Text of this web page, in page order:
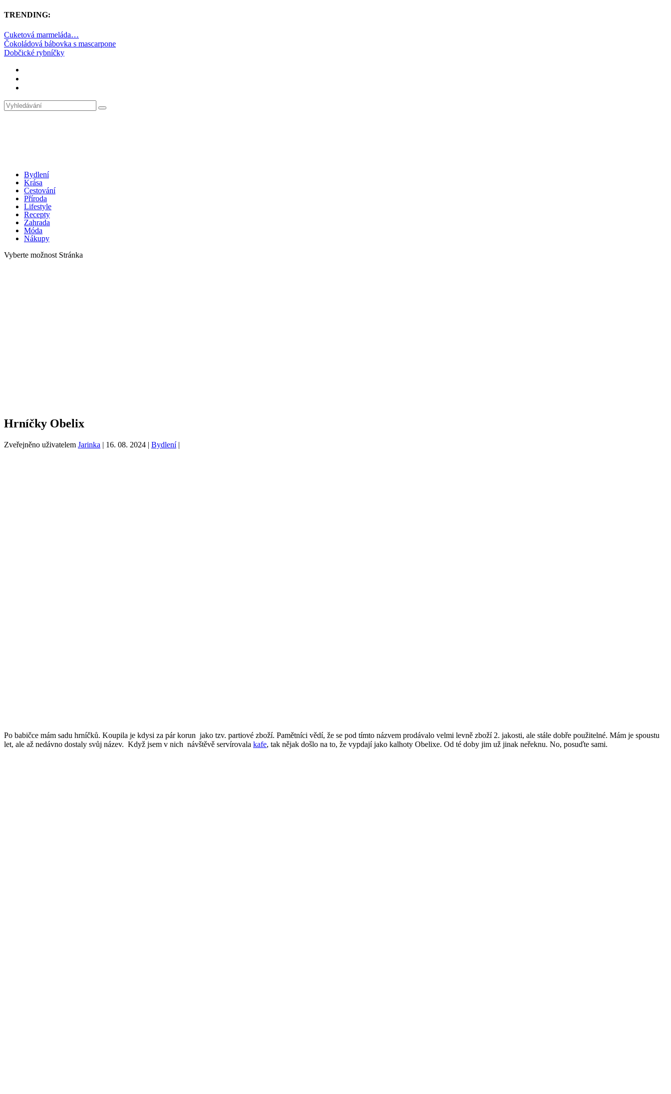
TRENDING:
Cuketová marmeláda…
Čokoládová bábovka s mascarpone
Dobčické rybníčky
Bydlení
Krása
Cestování
Příroda
Lifestyle
Recepty
Zahrada
Móda
Nákupy
Vyberte možnost Stránka
Hrníčky Obelix
Zveřejněno uživatelem Jarinka | 16. 08. 2024 | Bydlení|
Po babičce mám sadu hrníčků. Koupila je kdysi za pár korun jako tzv. partiové zboží. Pamětníci vědí, že se pod tímto názvem prodávalo velmi levně zboží 2. jakosti, ale stále dobře použitelné. Mám je spoustu
let, ale až nedávno dostaly svůj název. Když jsem v nich návštěvě servírovala kafe, tak nějak došlo na to, že vypdají jako kalhoty Obelixe. Od té doby jim už jinak neřeknu. No, posuďte sami.